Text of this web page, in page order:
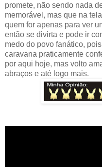
promete, não sendo nada
memorável, mas que na
quem for apenas para ver
então se divirta e pode ir
medo do povo fanático,
caravana praticamente
por aqui hoje, mas volto
abraços e até logo mais.